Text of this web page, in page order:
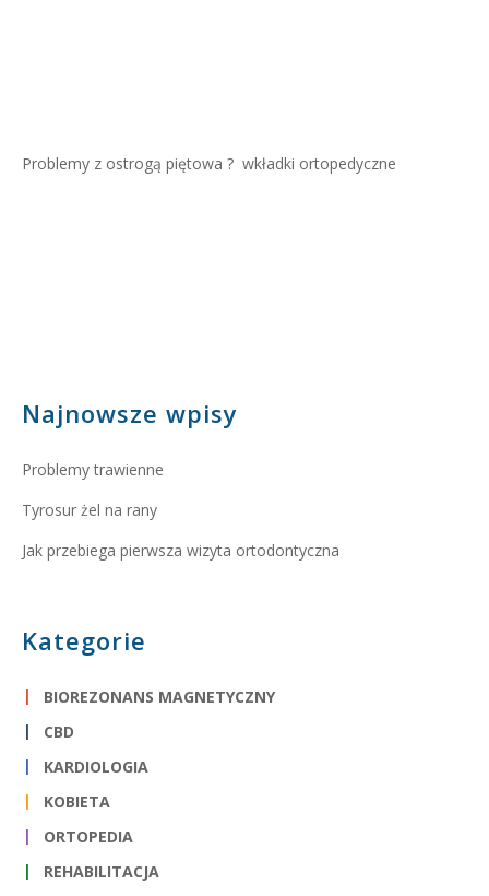
Problemy z ostrogą piętowa ? wkładki ortopedyczne
Najnowsze wpisy
Problemy trawienne
Tyrosur żel na rany
Jak przebiega pierwsza wizyta ortodontyczna
Kategorie
BIOREZONANS MAGNETYCZNY
CBD
KARDIOLOGIA
KOBIETA
ORTOPEDIA
REHABILITACJA